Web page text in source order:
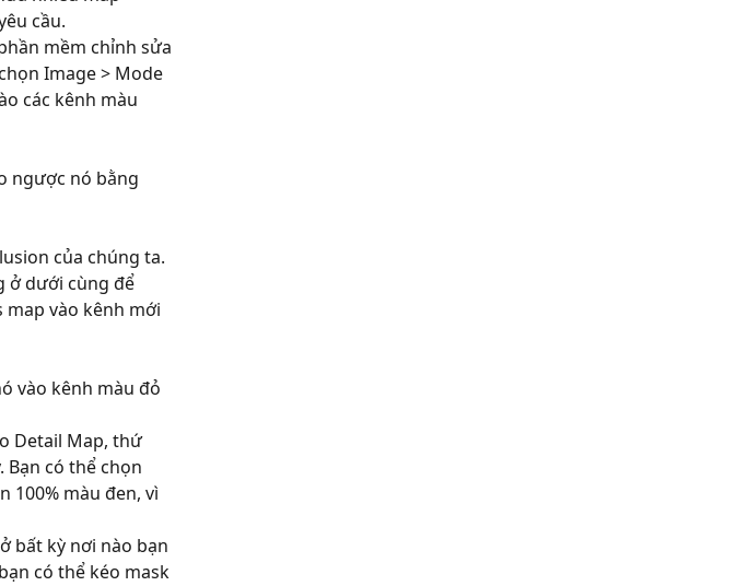
cầu.
mềm chỉnh sửa
Image > Mode
các kênh màu
ngược nó bằng
của chúng ta.
ở dưới cùng để
vào kênh mới
vào kênh màu đỏ
Detail Map, thứ
có thể chọn
100% màu đen, vì
bất kỳ nơi nào bạn
có thể kéo mask